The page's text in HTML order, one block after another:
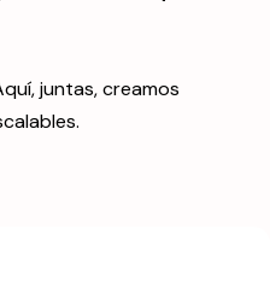
juntas, creamos